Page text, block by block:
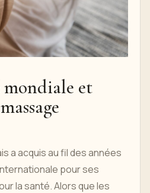
et
a acquis au fil des années
pour ses
la santé. Alors que les